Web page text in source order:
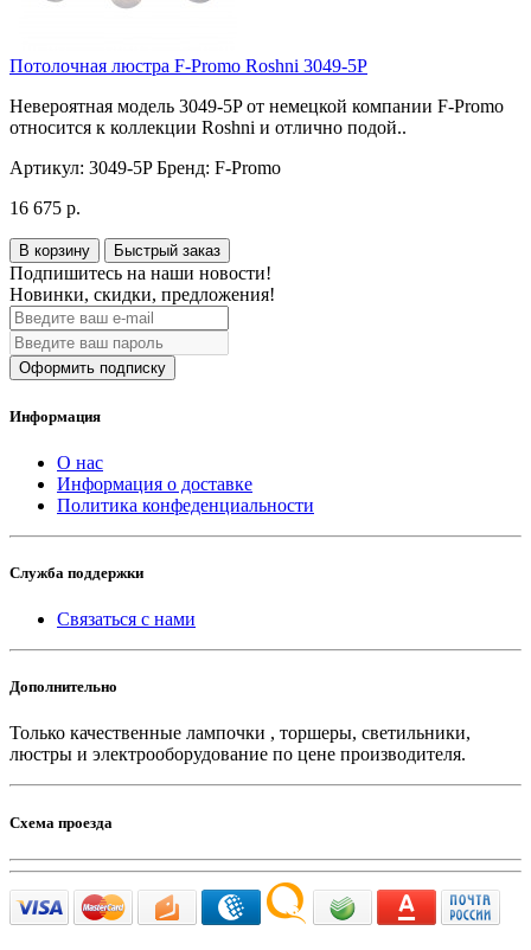
Потолочная люстра F-Promo Roshni 3049-5P
Невероятная модель 3049-5P от немецкой компании F-Promo
относится к коллекции Roshni и отлично подой..
Артикул: 3049-5P Бренд: F-Promo
16 675 р.
В корзину Быстрый заказ
Подпишитесь на наши новости!
Новинки, скидки, предложения!
Оформить подписку
Информация
О нас
Информация о доставке
Политика конфеденциальности
Служба поддержки
Связаться с нами
Дополнительно
Только качественные лампочки , торшеры, светильники,
люстры и электрооборудование по цене производителя.
Схема проезда